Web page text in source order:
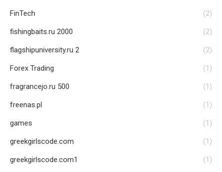
FinTech (2)
fishingbaits.ru 2000 (2)
flagshipuniversity.ru 2 (2)
Forex Trading (1)
fragrancejo.ru 500 (1)
freenas.pl (1)
games (1)
greekgirlscode.com (1)
greekgirlscode.com1 (1)